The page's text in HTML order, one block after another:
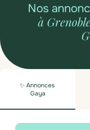
Nos
à
✨ Annonces
Gaya